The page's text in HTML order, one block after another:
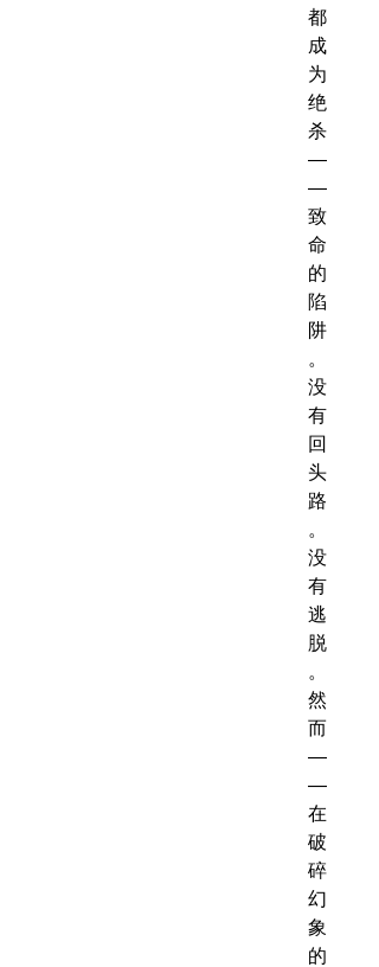
都
成
为
绝
杀
—
—
致
命
的
陷
阱
。
没
有
回
头
路
。
没
有
逃
脱
。
然
而
—
—
在
破
碎
幻
象
的